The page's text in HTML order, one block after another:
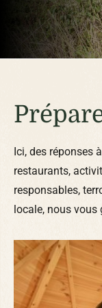
Ici, des réponses
restaurants,
responsables,
locale, nous vous